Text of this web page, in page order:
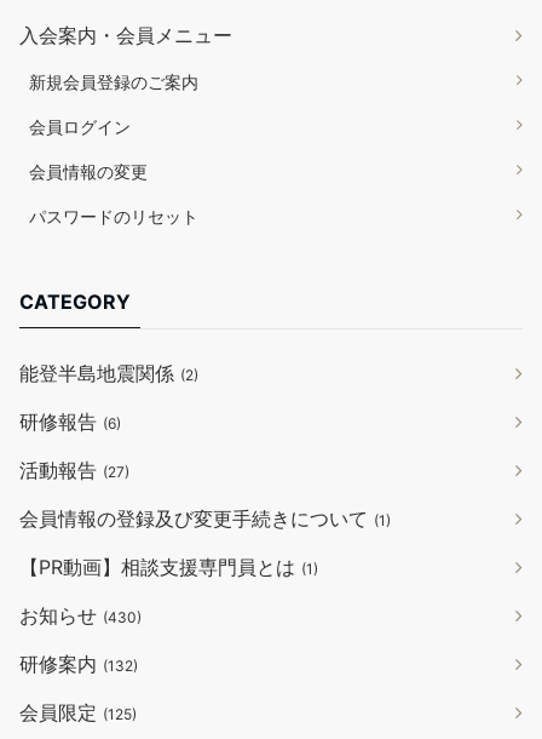
入会案内・会員メニュー
新規会員登録のご案内
会員ログイン
会員情報の変更
パスワードのリセット
CATEGORY
能登半島地震関係 (2)
研修報告 (6)
活動報告 (27)
会員情報の登録及び変更手続きについて (1)
【PR動画】相談支援専門員とは (1)
お知らせ (430)
研修案内 (132)
会員限定 (125)